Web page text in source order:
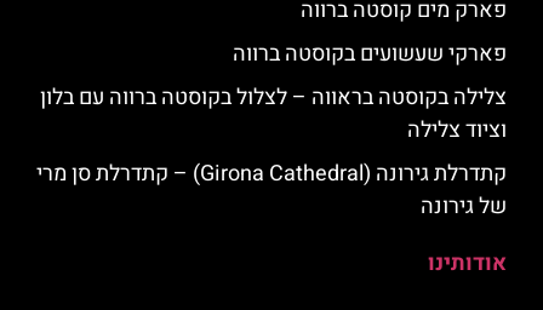
פארק מים קוסטה ברווה
פארקי שעשועים בקוסטה ברווה
צלילה בקוסטה בראווה – לצלול בקוסטה ברווה עם בלון
וציוד צלילה
קתדרלת גירונה (Girona Cathedral) – קתדרלת סן מרי
של גירונה
אודותינו